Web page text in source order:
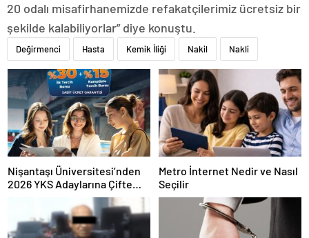
20 odalı misafirhanemizde refakatçilerimiz ücretsiz bir
şekilde kalabiliyorlar” diye konuştu.
Değirmenci Hasta Kemik İliği Nakil Nakli
Nişantaşı Üniversitesi’nden
2026 YKS Adaylarına Çifte
Güvence: Sabit Ücret ve
Kesintisiz Burs
Metro İnternet Nedir ve Nasıl
Seçilir